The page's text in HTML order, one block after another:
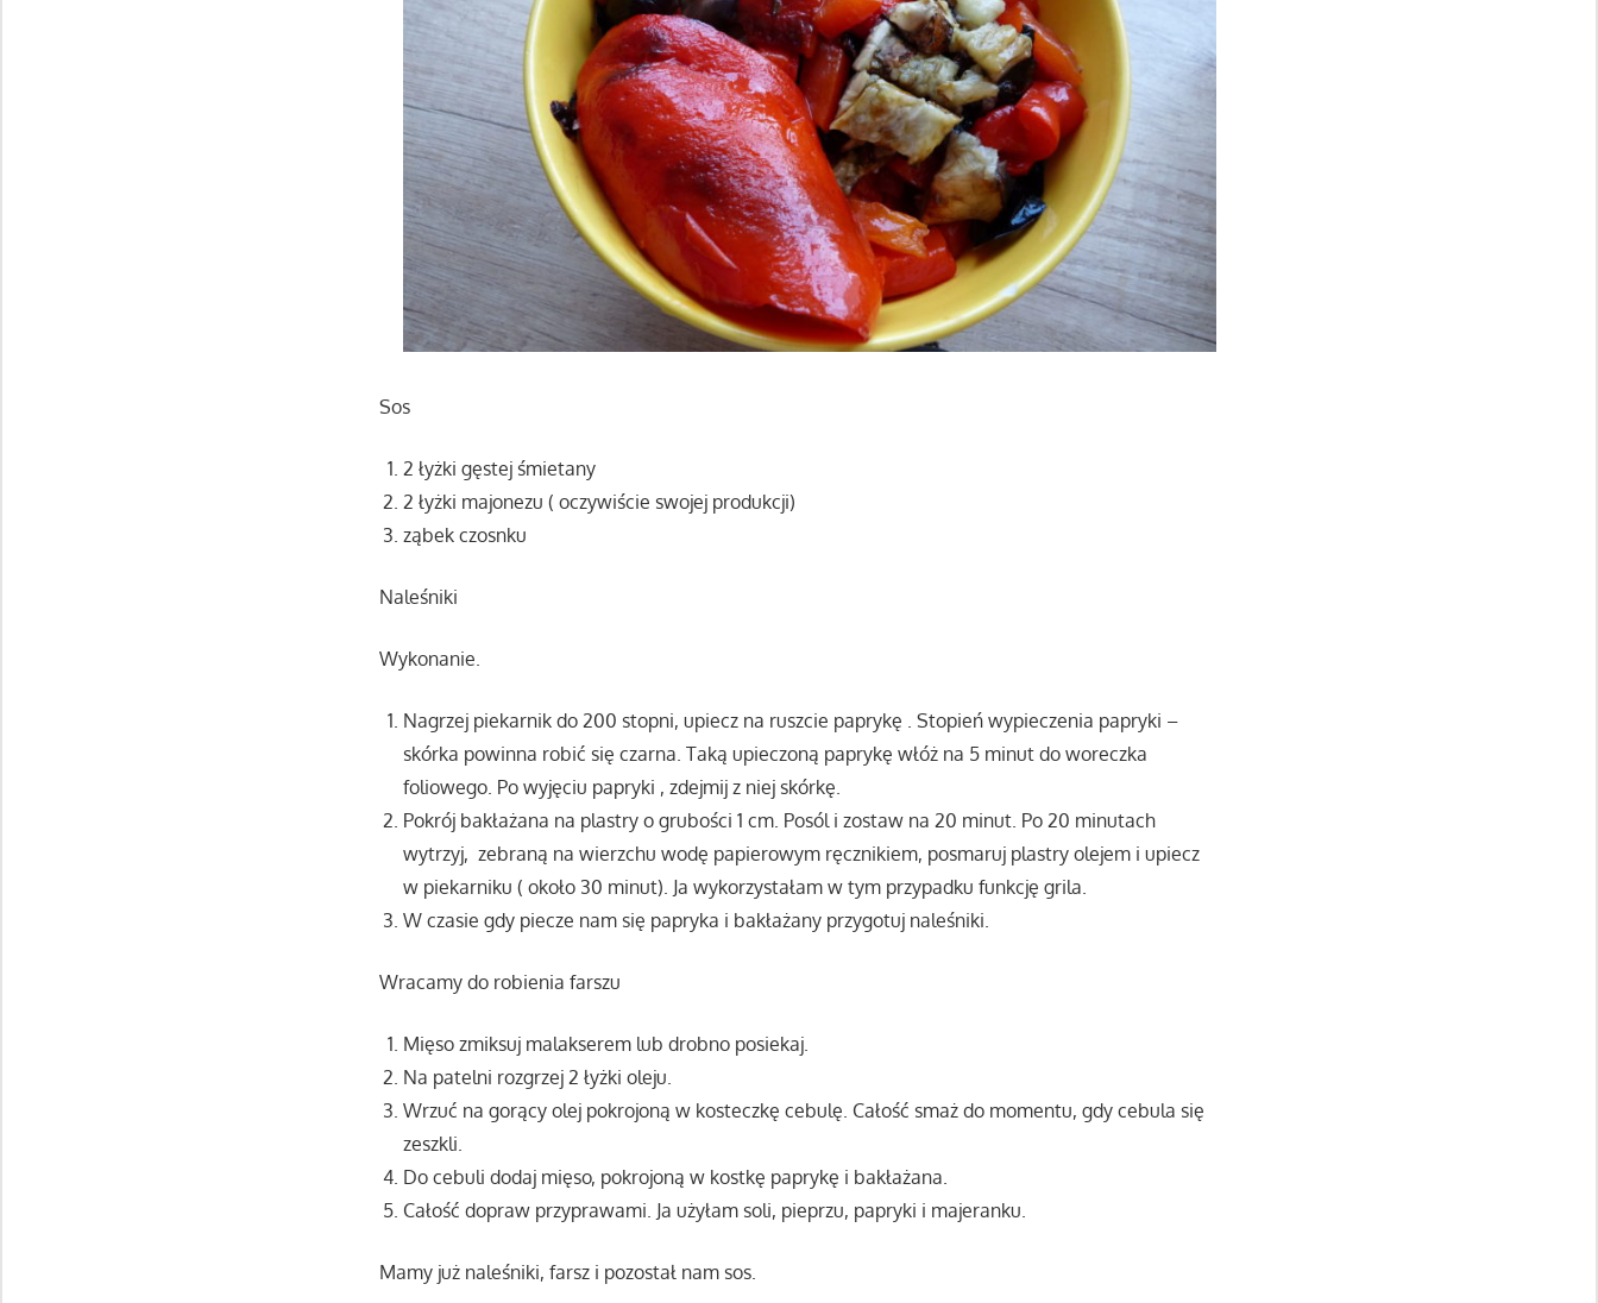
Sos
2 łyżki gęstej śmietany
2 łyżki majonezu ( oczywiście swojej produkcji)
ząbek czosnku
Naleśniki
Wykonanie.
Nagrzej piekarnik do 200 stopni, upiecz na ruszcie paprykę . Stopień wypieczenia papryki –
skórka powinna robić się czarna. Taką upieczoną paprykę włóż na 5 minut do woreczka
foliowego. Po wyjęciu papryki , zdejmij z niej skórkę.
Pokrój bakłażana na plastry o grubości 1 cm. Posól i zostaw na 20 minut. Po 20 minutach
wytrzyj, zebraną na wierzchu wodę papierowym ręcznikiem, posmaruj plastry olejem i upiecz
w piekarniku ( około 30 minut). Ja wykorzystałam w tym przypadku funkcję grila.
W czasie gdy piecze nam się papryka i bakłażany przygotuj naleśniki.
Wracamy do robienia farszu
Mięso zmiksuj malakserem lub drobno posiekaj.
Na patelni rozgrzej 2 łyżki oleju.
Wrzuć na gorący olej pokrojoną w kosteczkę cebulę. Całość smaż do momentu, gdy cebula się
zeszkli.
Do cebuli dodaj mięso, pokrojoną w kostkę paprykę i bakłażana.
Całość dopraw przyprawami. Ja użyłam soli, pieprzu, papryki i majeranku.
Mamy już naleśniki, farsz i pozostał nam sos.